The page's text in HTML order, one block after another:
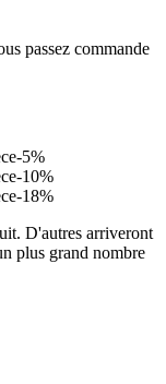
passez commande
-5%
-10%
-18%
D'autres arriveront
plus grand nombre